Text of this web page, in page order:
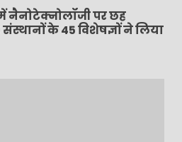
नैनोटेक्नोलॉजी पर छह
के 45 विशेषज्ञों ने लिया